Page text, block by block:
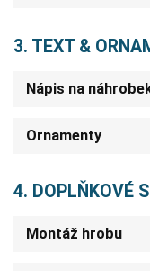
3. TEXT &
Nápis na
Ornamenty
4. DOPLŇKOVÉ
Montáž hrobu